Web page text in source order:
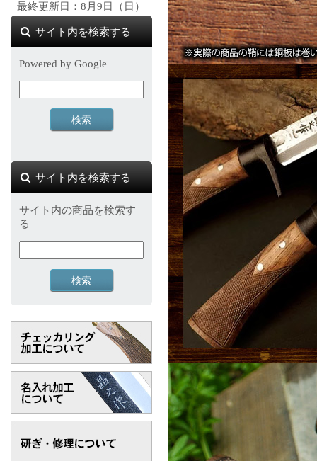
最終更新日：8月9日（日）
サイト内を検索する
Powered by Google
サイト内を検索する
サイト内の商品を検索す
る